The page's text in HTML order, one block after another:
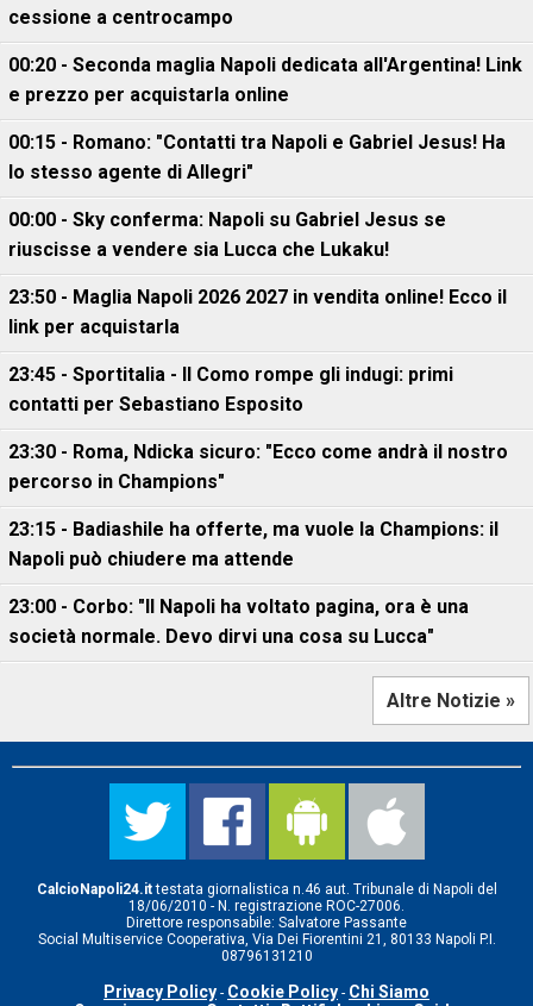
cessione a centrocampo
00:20 - Seconda maglia Napoli dedicata all'Argentina! Link
e prezzo per acquistarla online
00:15 - Romano: "Contatti tra Napoli e Gabriel Jesus! Ha
lo stesso agente di Allegri"
00:00 - Sky conferma: Napoli su Gabriel Jesus se
riuscisse a vendere sia Lucca che Lukaku!
23:50 - Maglia Napoli 2026 2027 in vendita online! Ecco il
link per acquistarla
23:45 - Sportitalia - Il Como rompe gli indugi: primi
contatti per Sebastiano Esposito
23:30 - Roma, Ndicka sicuro: "Ecco come andrà il nostro
percorso in Champions"
23:15 - Badiashile ha offerte, ma vuole la Champions: il
Napoli può chiudere ma attende
23:00 - Corbo: "Il Napoli ha voltato pagina, ora è una
società normale. Devo dirvi una cosa su Lucca"
Altre Notizie »
CalcioNapoli24.ittestata giornalistica n.46 aut. Tribunale di Napoli del
18/06/2010 - N. registrazione ROC-27006.
Direttore responsabile: Salvatore Passante
Social Multiservice Cooperativa, Via Dei Fiorentini 21, 80133 Napoli P.I.
08796131210
Privacy Policy - Cookie Policy - Chi Siamo